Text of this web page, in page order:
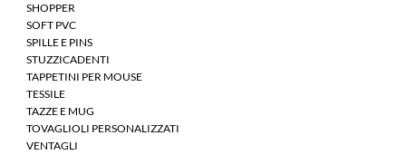
SHOPPER
SOFT PVC
SPILLE E PINS
STUZZICADENTI
TAPPETINI PER MOUSE
TESSILE
TAZZE E MUG
TOVAGLIOLI PERSONALIZZATI
VENTAGLI